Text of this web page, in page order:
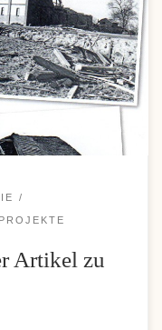
und attraktiven
durch einfache
weshalb diese
beliebter wird. Wer
und aktuelle […]
PROJEKTE
Artikel zu